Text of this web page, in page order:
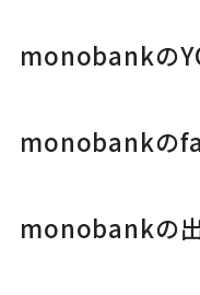
monobankの
monobankの
monobankの